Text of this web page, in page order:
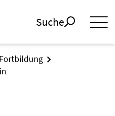
Suche
Fortbildung